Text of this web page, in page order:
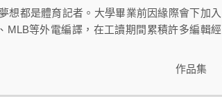
想都是體育記者。大學畢業前因緣際會下加入
MLB等外電編譯，在工讀期間累積許多編輯經
作品集